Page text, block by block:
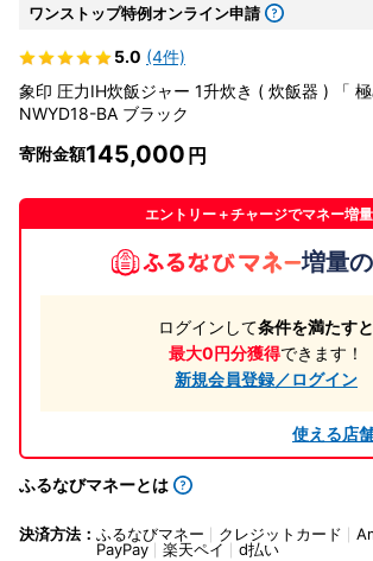
ワンストップ特例オンライン申請
5.0 (4件)
象印 圧力IH炊飯ジャー 1升炊き ( 炊飯器 ) 「 極
NWYD18-BA ブラック
寄附金額145,000
エントリー＋チャージでマネー増量
増量
ログインして条件を満たすと
最大0円分獲得できます！
新規会員登録／ログイン
使える店
ふるなびマネーとは
決済方法： ふるなびマネー クレジットカード
PayPay
楽天ペイ d払い